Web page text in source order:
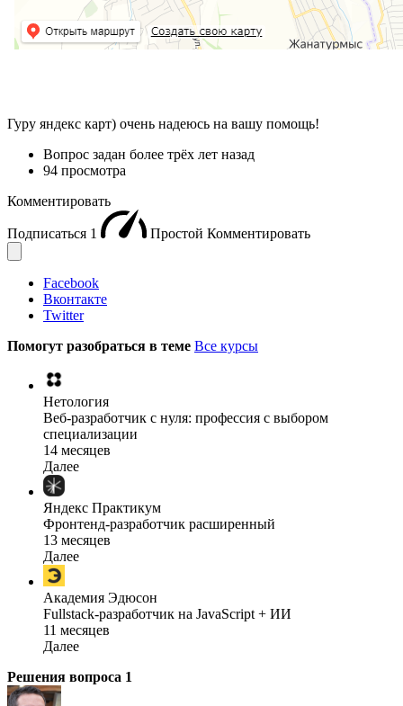
Гуру яндекс карт) очень надеюсь на вашу помощь!
Вопрос задан более трёх лет назад
94 просмотра
Комментировать
Подписаться 1 Простой Комментировать
Facebook
Вконтакте
Twitter
Помогут разобраться в теме Все курсы
Нетология
Веб-разработчик с нуля: профессия с выбором
специализации
14 месяцев
Далее
Яндекс Практикум
Фронтенд-разработчик расширенный
13 месяцев
Далее
Академия Эдюсон
Fullstack-разработчик на JavaScript + ИИ
11 месяцев
Далее
Решения вопроса 1